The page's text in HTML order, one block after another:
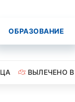
ОБРАЗОВАНИЕ
ВЫЛЕЧЕНО